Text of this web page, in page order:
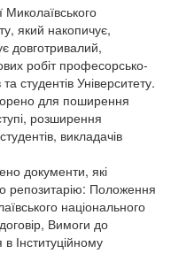
Миколаївського
який накопичує,
довготривалий,
робіт професорсько-
студентів Університету.
для поширення
розширення
викладачів
документи, які
репозитарію: Положення
національного
Вимоги до
Інституційному